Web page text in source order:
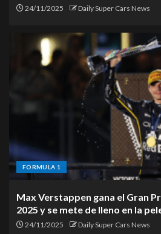
24/11/2025 Daily Super Cars News
FORMULA 1
Max Verstappen gana el Gran
2025 y se mete de lleno en la
24/11/2025 Daily Super Cars News